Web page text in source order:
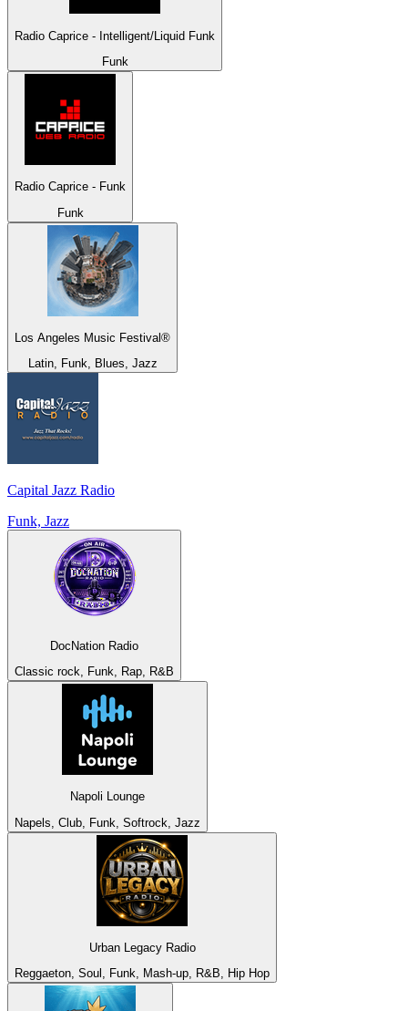
Radio Caprice - Intelligent/Liquid Funk
Funk
Radio Caprice - Funk
Funk
Los Angeles Music Festival®
Latin, Funk, Blues, Jazz
Capital Jazz Radio
Funk, Jazz
DocNation Radio
Classic rock, Funk, Rap, R&B
Napoli Lounge
Napels, Club, Funk, Softrock, Jazz
Urban Legacy Radio
Reggaeton, Soul, Funk, Mash-up, R&B, Hip Hop